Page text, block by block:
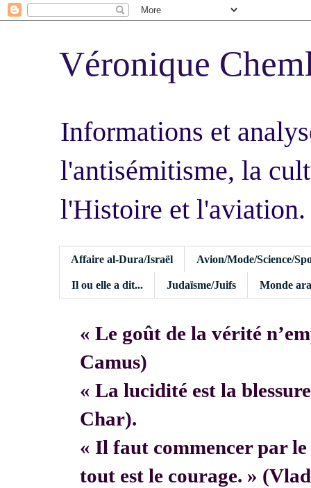
Véronique
Informations et
l'antisémitisme, la
l'Histoire et l'aviation.
Affaire al-Dura/Israël Avion/Mode/Science/
Il ou elle a dit... Judaïsme/Juifs Monde
« Le goût de la vérité
Camus)
« La lucidité est la
Char).
« Il faut commencer par le
tout est le courage. »